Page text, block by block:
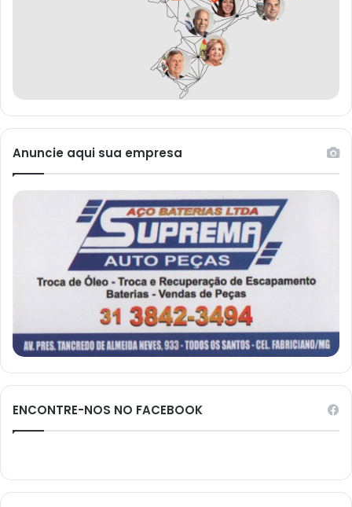
Anuncie aqui sua empresa
ENCONTRE-NOS NO FACEBOOK